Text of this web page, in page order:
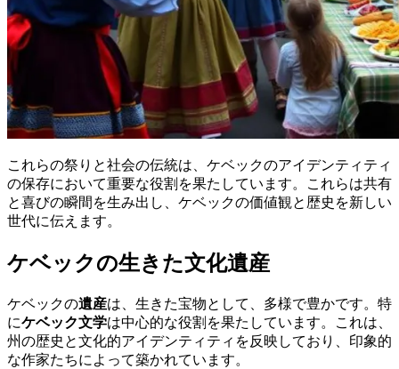
これらの祭りと社会の伝統は、ケベックのアイデンティティ
の保存において重要な役割を果たしています。これらは共有
と喜びの瞬間を生み出し、ケベックの価値観と歴史を新しい
世代に伝えます。
ケベックの生きた文化遺産
ケベックの遺産は、生きた宝物として、多様で豊かです。特
にケベック文学は中心的な役割を果たしています。これは、
州の歴史と文化的アイデンティティを反映しており、印象的
な作家たちによって築かれています。